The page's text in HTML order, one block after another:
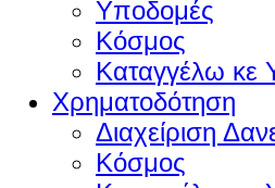
Υποδομές
Κόσμος
Καταγγέλω κε
Χρηματοδότηση
Διαχείριση
Κόσμος